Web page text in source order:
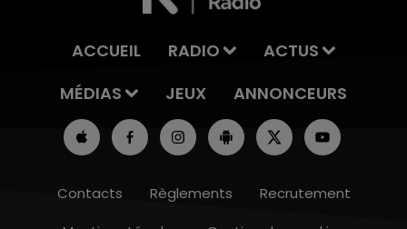
ACCUEIL RADIO
ACTUS
MÉDIAS
JEUX ANNONCEURS
Contacts Règlements
Recrutement